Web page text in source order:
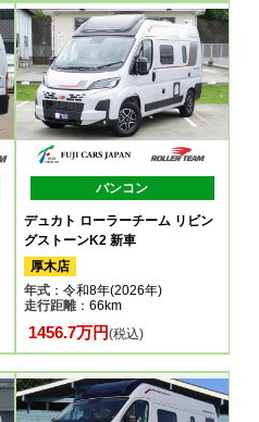
バンコン
デュカト ローラーチーム リビン
グストーンK2 新車
厚木店
年式：令和8年(2026年)
走行距離：66km
1456.7万円(税込)